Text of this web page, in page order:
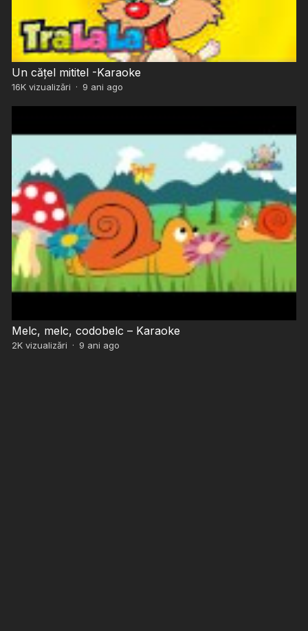
Un cățel mititel -Karaoke
16Kvizualizări · 9 ani ago
Melc, melc, codobelc – Karaoke
2Kvizualizări · 9 ani ago